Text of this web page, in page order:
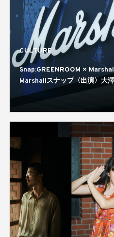
CULTURE
Snap:GREENROOM ×
Marshallスナップ〈出演〉大
蒼葉える,kirin